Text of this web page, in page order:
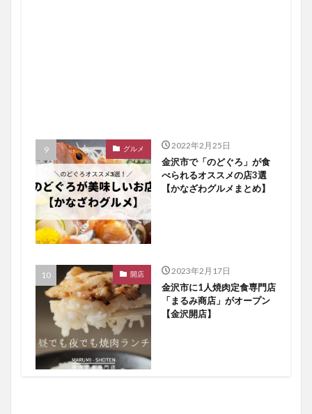
グルメ 2022年2月25日
金沢市で「のどぐろ」が食
べられるオススメの店3選
【かなざわグルメまとめ】
開店 2023年2月17日
金沢市に1人焼肉定食専門店
「まるみ商店」がオープン
【金沢開店】